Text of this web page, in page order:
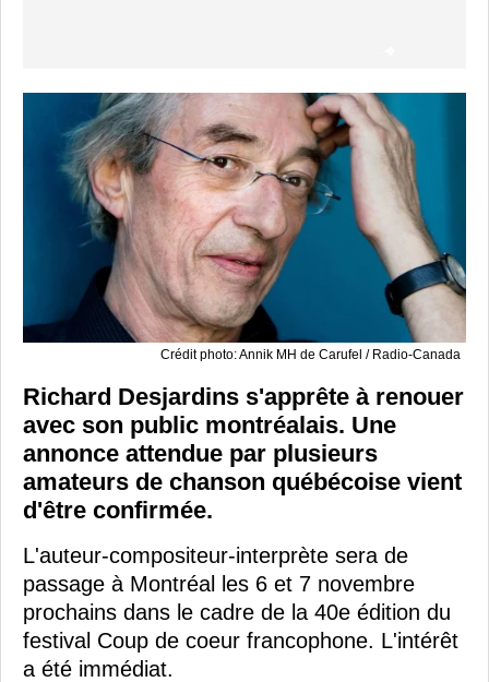
Crédit photo: Annik MH de Carufel / Radio-Canada
Richard Desjardins s'apprête à renouer
avec son public montréalais. Une
annonce attendue par plusieurs
amateurs de chanson québécoise vient
d'être confirmée.
L'auteur-compositeur-interprète sera de
passage à Montréal les 6 et 7 novembre
prochains dans le cadre de la 40e édition du
festival Coup de coeur francophone. L'intérêt
a été immédiat.